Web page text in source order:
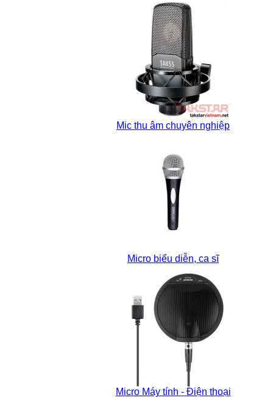
Mic thu âm chuyên nghiệp
Micro biểu diễn, ca sĩ
Micro Máy tính - Điện thoại